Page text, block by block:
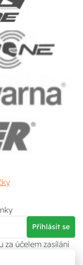
Přihlásit se
za účelem zasílání